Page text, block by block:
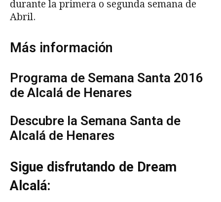
durante la primera o segunda semana de
Abril.
Más información
Programa de Semana Santa 2016
de Alcalá de Henares
Descubre la Semana Santa de
Alcalá de Henares
Sigue disfrutando de Dream
Alcalá: